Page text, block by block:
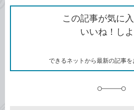
で
シ
ェ
ア
シ
ェ
ア
ッ
この記事が気に
いいね！し
できるネットから最新の記事を